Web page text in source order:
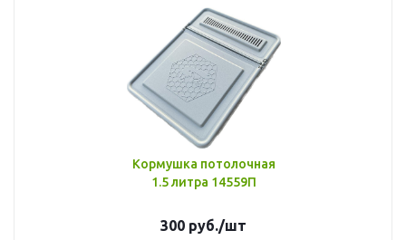
Кормушка потолочная
1.5 литра 14559П
300 руб./шт